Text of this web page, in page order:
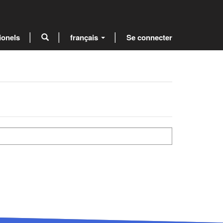
français Se connecter